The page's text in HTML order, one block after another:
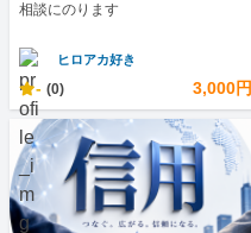
相談にのります
ヒロアカ好き
- (0) 3,000円